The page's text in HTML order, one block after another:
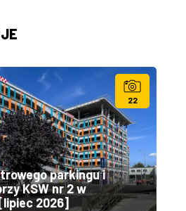
22
parkingu i
KSW nr 2 w
2026]